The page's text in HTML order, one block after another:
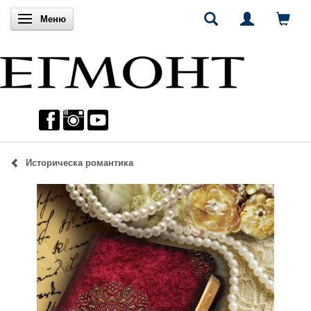
Включи навигацията
Меню
Историческа романтика